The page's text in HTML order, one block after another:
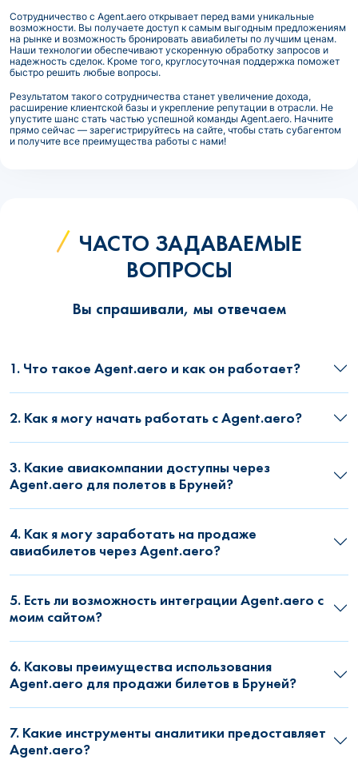
Сотрудничество с Agent.aero открывает перед вами уникальные
возможности. Вы получаете доступ к самым выгодным предложениям
на рынке и возможность бронировать авиабилеты по лучшим ценам.
Наши технологии обеспечивают ускоренную обработку запросов и
надежность сделок. Кроме того, круглосуточная поддержка поможет
быстро решить любые вопросы.
Результатом такого сотрудничества станет увеличение дохода,
расширение клиентской базы и укрепление репутации в отрасли. Не
упустите шанс стать частью успешной команды Agent.aero. Начните
прямо сейчас — зарегистрируйтесь на сайте, чтобы стать субагентом
и получите все преимущества работы с нами!
ЧАСТО ЗАДАВАЕМЫЕ
ВОПРОСЫ
Вы спрашивали, мы отвечаем
1. Что такое Agent.aero и как он работает?
2. Как я могу начать работать с Agent.aero?
3. Какие авиакомпании доступны через
Agent.aero для полетов в Бруней?
4. Как я могу заработать на продаже
авиабилетов через Agent.aero?
5. Есть ли возможность интеграции Agent.aero с
моим сайтом?
6. Каковы преимущества использования
Agent.aero для продажи билетов в Бруней?
7. Какие инструменты аналитики предоставляет
Agent.aero?